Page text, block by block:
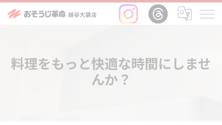
料理をもっと快適な時間にしませ
んか？